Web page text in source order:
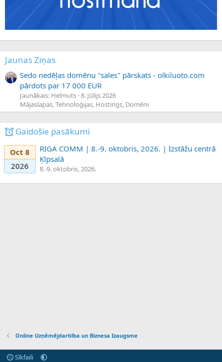
Jaunas Ziņas
Sedo nedēļas domēnu "sales" pārskats - olkiluoto.com
pārdots par 17 000 EUR
Jaunākais: Helmuts 8. Jūlijs 2026
Mājaslapas, Tehnoloģijas, Hostings, Domēni
Gaidošie pasākumi
Oct 8
2026
RIGA COMM | 8.-9. oktobris, 2026. | Izstāžu centrā
Ķīpsalā
8.-9. oktobris, 2026.
Online Uzņēmējdarbība un Biznesa Izaugsme
Sīkfaili